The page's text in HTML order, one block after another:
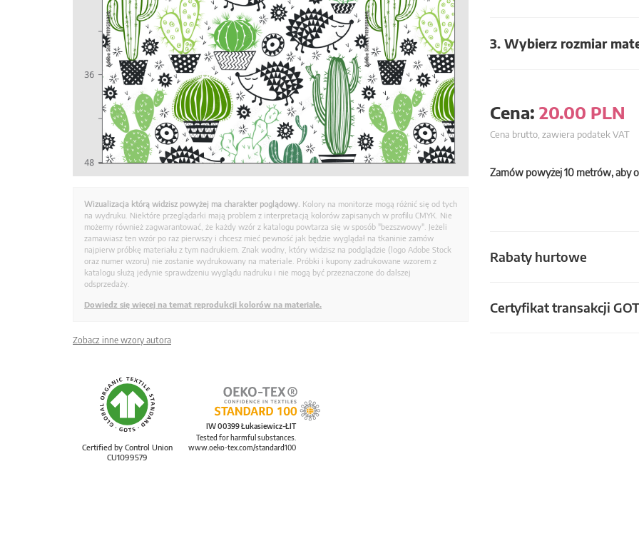
3. Wybierz rozmiar
Cena: 20.00 PLN
Cena brutto, zawiera podatek VAT
Zamów powyżej 10 metrów, aby
Rabaty hurtowe
Certyfikat transakcji
Wizualizacja którą widzisz powyżej ma charakter poglądowy. Kolory na monitorze mogą różnić się od tych
na wydruku. Niektóre przeglądarki mają problem z interpretacją kolorów zapisanych w profilu CMYK. Nie
możemy również zagwarantować, że każdy wzór z katalogu powtarza się w sposób "bezszwowy". Jeżeli
zamawiasz ten wzór po raz pierwszy i chcesz mieć pewność jak będzie wyglądał na tkaninie zamów
najpierw próbkę materiału z tym nadrukiem. Znak wodny, który widzisz na podglądzie (logo Adobe Stock
oraz numer wzoru) nie zostanie wydrukowany na materiale. Próbki i kupony zadrukowane wzorem z
katalogu służą jedynie sprawdzeniu wyglądu nadruku i nie mogą być przeznaczone do dalszej
odsprzedaży.
Dowiedz się więcej na temat reprodukcji kolorów na materiale.
Zobacz inne wzory autora
Certified by Control Union
CU1099579
IW 00399 Łukasiewicz-ŁIT
Tested for harmful substances.
www.oeko-tex.com/standard100